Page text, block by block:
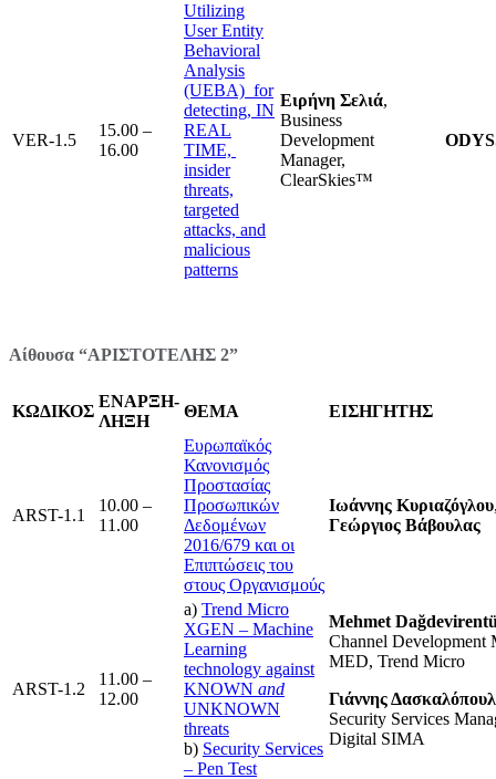
VER-1.5
15.00 –
16.00
Utilizing
User Entity
Behavioral
Analysis
(UEBA) for
detecting, IN
REAL
TIME,
insider
threats,
targeted
attacks, and
malicious
patterns
Ειρήνη Σελιά,
Business
Development
Manager,
ClearSkies™
Αίθουσα “ΑΡΙΣΤΟΤΕΛΗΣ 2”
ΚΩΔΙΚΟΣ
ΕΝΑΡΞΗ-
ΛΗΞΗ
ΘΕΜΑ ΕΙΣΗΓΗΤΗΣ
ARST-1.1
10.00 –
11.00
Ευρωπαϊκός
Κανονισμός
Προστασίας
Προσωπικών
Δεδομένων
2016/679 και οι
Επιπτώσεις του
στους Οργανισμούς
Ιωάννης Κυριαζόγλου
Γεώργιος Βάβουλας
ARST-1.2
11.00 –
12.00
a) Trend Micro
XGEN – Machine
Learning
technology against
KNOWN and
UNKNOWN
threats
b) Security Services
– Pen Test
Mehmet
Channel Development
MED, Trend Micro
Γιάννης
Security Services
Digital SIMA